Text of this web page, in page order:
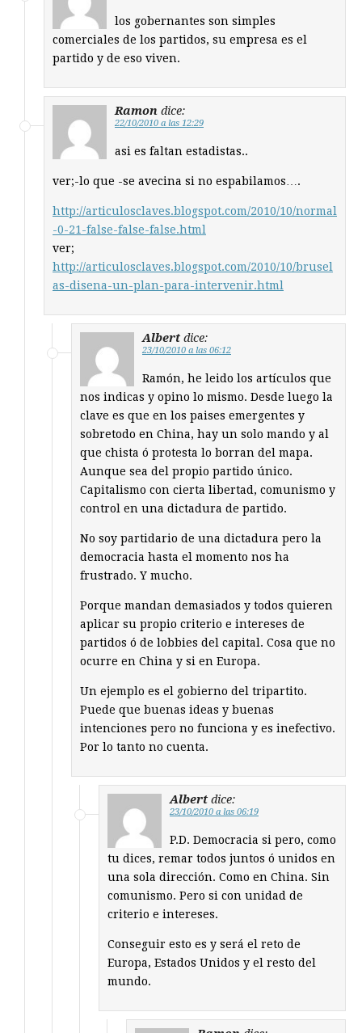
los gobernantes son simples
comerciales de los partidos, su empresa es el
partido y de eso viven.
Ramon dice:
22/10/2010 a las 12:29
asi es faltan estadistas..
ver;-lo que -se avecina si no espabilamos….
http://articulosclaves.blogspot.com/2010/10/normal
-0-21-false-false-false.html
ver;
http://articulosclaves.blogspot.com/2010/10/brusel
as-disena-un-plan-para-intervenir.html
Albert dice:
23/10/2010 a las 06:12
Ramón, he leido los artículos que
nos indicas y opino lo mismo. Desde luego la
clave es que en los paises emergentes y
sobretodo en China, hay un solo mando y al
que chista ó protesta lo borran del mapa.
Aunque sea del propio partido único.
Capitalismo con cierta libertad, comunismo y
control en una dictadura de partido.
No soy partidario de una dictadura pero la
democracia hasta el momento nos ha
frustrado. Y mucho.
Porque mandan demasiados y todos quieren
aplicar su propio criterio e intereses de
partidos ó de lobbies del capital. Cosa que no
ocurre en China y si en Europa.
Un ejemplo es el gobierno del tripartito.
Puede que buenas ideas y buenas
intenciones pero no funciona y es inefectivo.
Por lo tanto no cuenta.
Albert dice:
23/10/2010 a las 06:19
P.D. Democracia si pero, como
tu dices, remar todos juntos ó unidos en
una sola dirección. Como en China. Sin
comunismo. Pero si con unidad de
criterio e intereses.
Conseguir esto es y será el reto de
Europa, Estados Unidos y el resto del
mundo.